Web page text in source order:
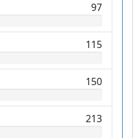
97
115
150
213